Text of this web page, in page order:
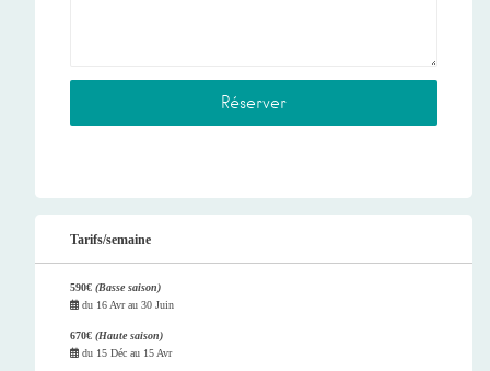
Tarifs/semaine
590€ (Basse saison)
du 16 Avrau 30 Juin
670€ (Haute saison)
du 15 Déc au 15 Avr